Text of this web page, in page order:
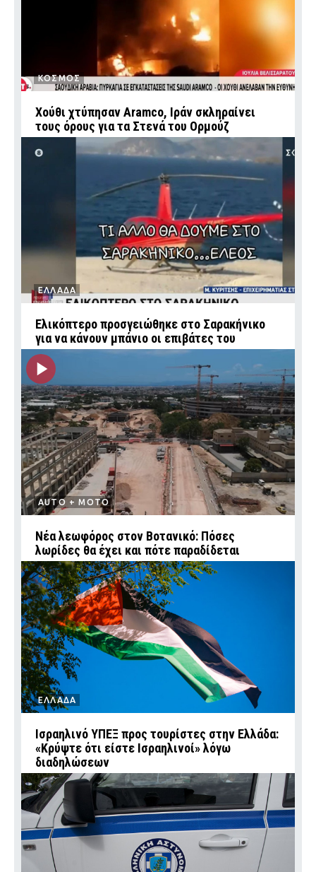
ΚΟΣΜΟΣ
Χούθι χτύπησαν Aramco, Ιράν σκληραίνει
τους όρους για τα Στενά του Ορμούζ
ΕΛΛΑΔΑ
Ελικόπτερο προσγειώθηκε στο Σαρακήνικο
για να κάνουν μπάνιο οι επιβάτες του
AUTO + MOTO
Νέα λεωφόρος στον Βοτανικό: Πόσες
λωρίδες θα έχει και πότε παραδίδεται
ΕΛΛΑΔΑ
Ισραηλινό ΥΠΕΞ προς τουρίστες στην Ελλάδα:
«Κρύψτε ότι είστε Ισραηλινοί» λόγω
διαδηλώσεων